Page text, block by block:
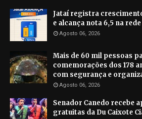
Jataí registra
e alcança nota 6,5 na
Agosto 06, 2026
Mais de 60 mil pessoas
comemorações dos 178
com segurança e
Agosto 06, 2026
Senador Canedo recebe
gratuitas da Du Caixote